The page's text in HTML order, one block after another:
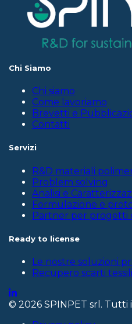
Chi Siamo
Chi siamo
Come lavoriamo
Brevetti e
Contatti
Servizi
R&D materiali
Problem solving
Analisi e
Formulazione e
Partner per progetti
Ready to license
Le nostre soluzioni
Recupero scarti
© 2026 SPINPET srl. Tutti